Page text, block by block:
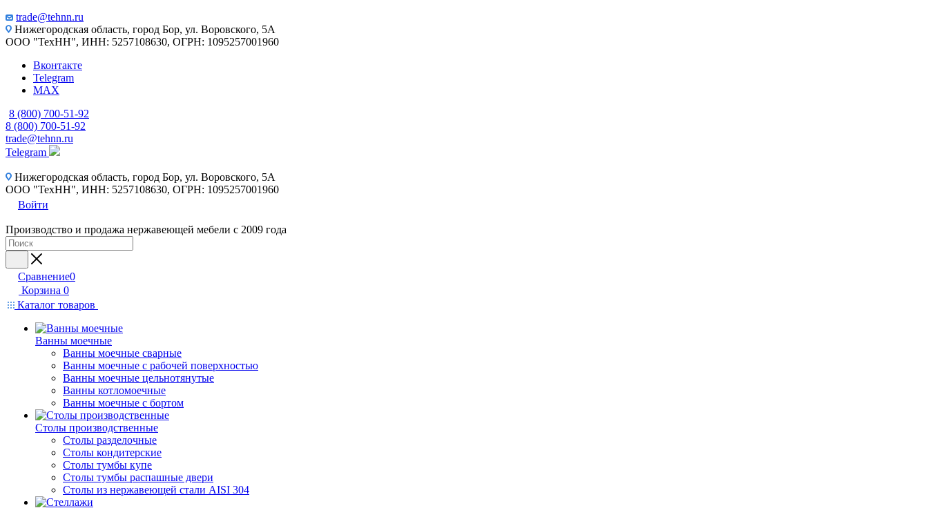
trade@tehnn.ru
Нижегородская область, город Бор, ул. Воровского, 5А
ООО "ТехНН", ИНН: 5257108630, ОГРН: 1095257001960
Вконтакте
Telegram
MAX
8 (800) 700-51-92
8 (800) 700-51-92
trade@tehnn.ru
Telegram
Нижегородская область, город Бор, ул. Воровского, 5А
ООО "ТехНН", ИНН: 5257108630, ОГРН: 1095257001960
Войти
Производство и продажа нержавеющей мебели с 2009 года
Сравнение0
Корзина 0
Каталог товаров
Ванны моечные
Ванны моечные сварные
Ванны моечные с рабочей поверхностью
Ванны моечные цельнотянутые
Ванны котломоечные
Ванны моечные с бортом
Столы производственные
Столы разделочные
Столы кондитерские
Столы тумбы купе
Столы тумбы распашные двери
Столы из нержавеющей стали AISI 304